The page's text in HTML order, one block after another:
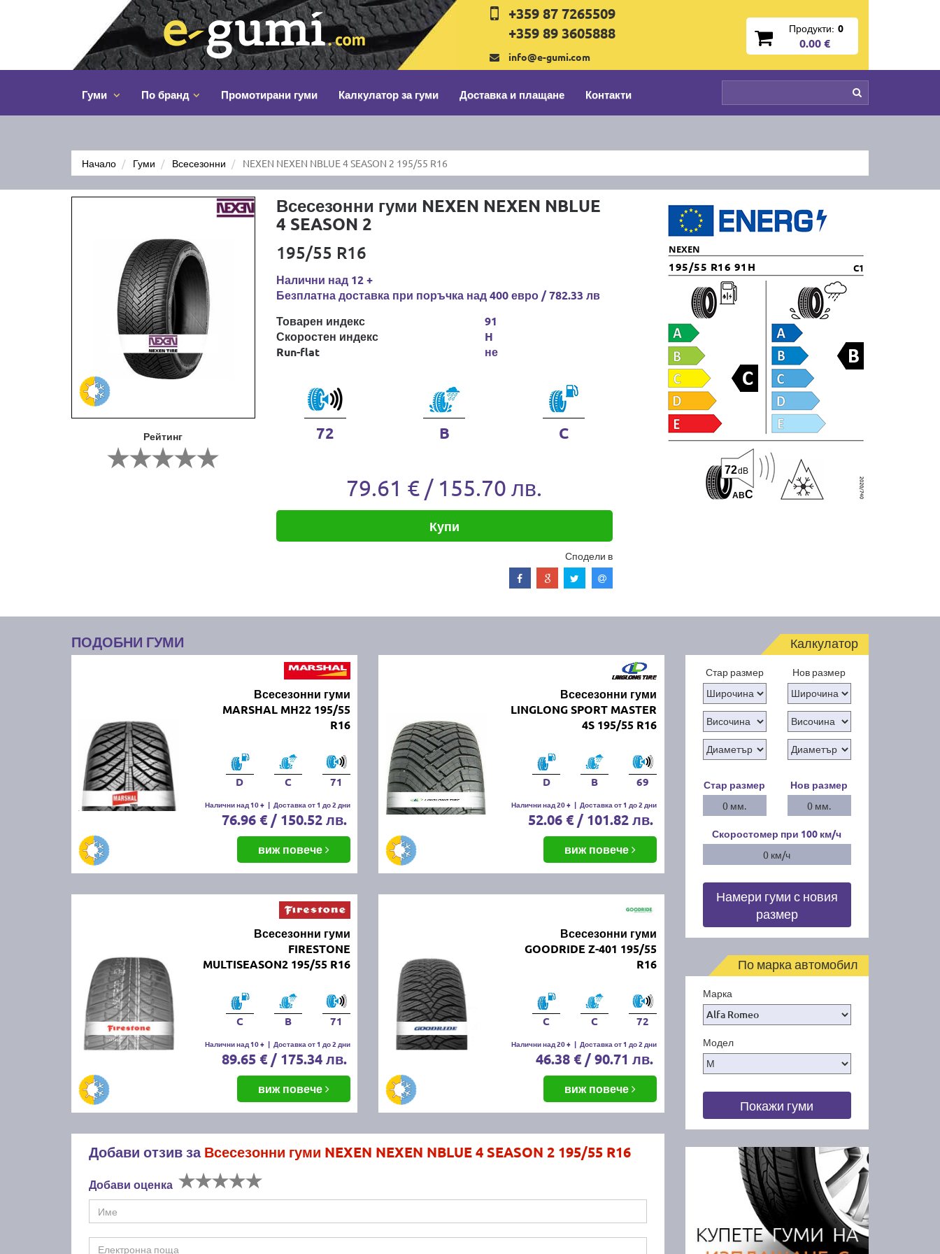
+359 87 7265509
+359 89 3605888
info@e-gumi.com
Продукти: 0
0.00 €
Гуми По бранд Промотирани гуми Калкулатор за гуми Доставка и плащане Контакти
Начало Гуми Всесезонни NEXEN NEXEN NBLUE 4 SEASON 2 195/55 R16
Рейтинг
Всесезонни гуми NEXEN NEXEN NBLUE
4 SEASON 2
195/55 R16
Налични над 12 +
Безплатна доставка при поръчка над 400 евро / 782.33 лв
Товарен индекс
Скоростен индекс
Run-flat
91
H
не
72 B C
79.61 € / 155.70 лв.
Купи
Сподели в
NEXEN
195/55 R16 91H C1
A BC
72dB
ПОДОБНИ ГУМИ
Всесезонни гуми
MARSHAL MH22 195/55
R16
D C 71
Налични над 10 + | Доставка от 1 до 2 дни
76.96 € / 150.52 лв.
виж повече
Всесезонни гуми
LINGLONG SPORT MASTER
4S 195/55 R16
D B 69
Налични над 20 + | Доставка от 1 до 2 дни
52.06 € / 101.82 лв.
виж повече
Всесезонни гуми
FIRESTONE
MULTISEASON2 195/55 R16
C B 71
Налични над 10 + | Доставка от 1 до 2 дни
89.65 € / 175.34 лв.
виж повече
Всесезонни гуми
GOODRIDE Z-401 195/55
R16
C C 72
Налични над 20 + | Доставка от 1 до 2 дни
46.38 € / 90.71 лв.
виж повече
Добави отзив заВсесезонни гуми NEXEN NEXEN NBLUE 4 SEASON 2 195/55 R16
Добави оценка
Калкулатор
Стар размер Нов размер
Стар размер
0 мм.
Нов размер
0 мм.
Скоростомер при 100 км/ч
0 км/ч
Намери гуми с новия
размер
По марка автомобил
Марка
Модел
Покажи гуми